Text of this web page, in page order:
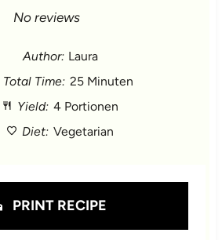
a
t
a
S
t
a
S
t
a
a
No reviews
Author: Laura
Total Time: 25 Minuten
Yield: 4 Portionen
Diet: Vegetarian
PRINT RECIPE